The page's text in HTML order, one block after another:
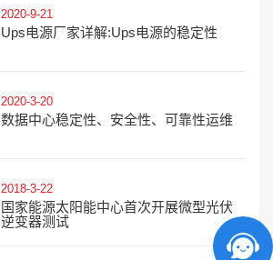
2020-9-21
Ups电源厂家详解:ups电源的稳定性
2020-3-20
数据中心稳定性、安全性、可靠性运维
2018-3-22
国家能源太阳能中心首次开展微型光伏
逆变器测试